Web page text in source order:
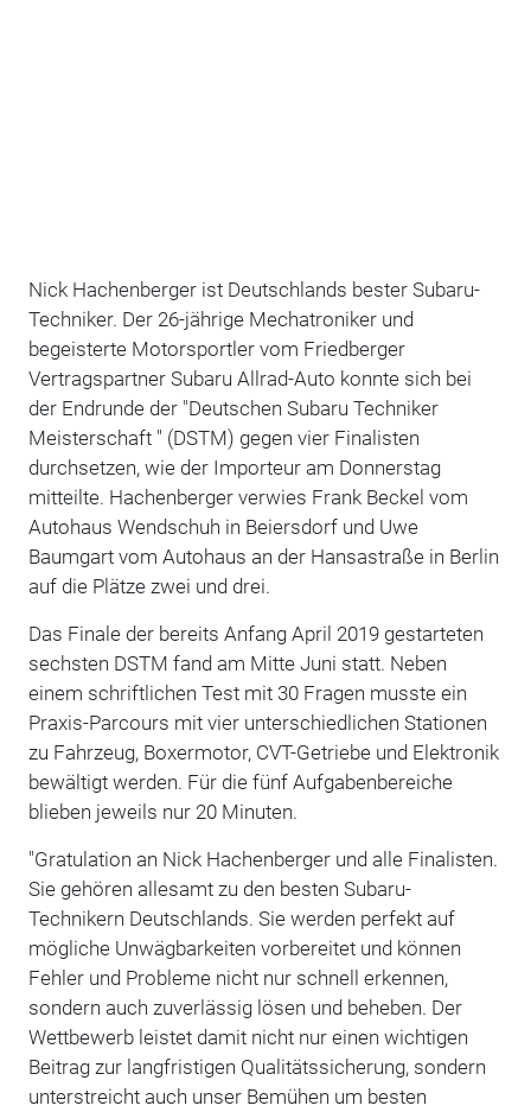
Nick Hachenberger ist Deutschlands bester Subaru-
Techniker. Der 26-jährige Mechatroniker und
begeisterte Motorsportler vom Friedberger
Vertragspartner Subaru Allrad-Auto konnte sich bei
der Endrunde der "Deutschen Subaru Techniker
Meisterschaft " (DSTM) gegen vier Finalisten
durchsetzen, wie der Importeur am Donnerstag
mitteilte. Hachenberger verwies Frank Beckel vom
Autohaus Wendschuh in Beiersdorf und Uwe
Baumgart vom Autohaus an der Hansastraße in Berlin
auf die Plätze zwei und drei.
Das Finale der bereits Anfang April 2019 gestarteten
sechsten DSTM fand am Mitte Juni statt. Neben
einem schriftlichen Test mit 30 Fragen musste ein
Praxis-Parcours mit vier unterschiedlichen Stationen
zu Fahrzeug, Boxermotor, CVT-Getriebe und Elektronik
bewältigt werden. Für die fünf Aufgabenbereiche
blieben jeweils nur 20 Minuten.
"Gratulation an Nick Hachenberger und alle Finalisten.
Sie gehören allesamt zu den besten Subaru-
Technikern Deutschlands. Sie werden perfekt auf
mögliche Unwägbarkeiten vorbereitet und können
Fehler und Probleme nicht nur schnell erkennen,
sondern auch zuverlässig lösen und beheben. Der
Wettbewerb leistet damit nicht nur einen wichtigen
Beitrag zur langfristigen Qualitätssicherung, sondern
unterstreicht auch unser Bemühen um besten